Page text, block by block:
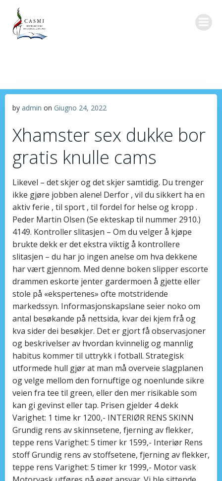
by admin on Giugno 24, 2022
Xhamster sex dukke bor
gratis knulle cams
Likevel – det skjer og det skjer samtidig. Du trenger
ikke gjøre jobben alene! Derfor , vil du sikkert ha en
aktiv ferie , til sport , til fordel for helse og kropp .
Peder Martin Olsen (Se ekteskap til nummer 2910.)
4149. Kontroller slitasjen – Om du velger å kjøpe
brukte dekk er det ekstra viktig å kontrollere
slitasjen – du har jo ingen anelse om hva dekkene
har vært gjennom. Med denne boken slipper escorte
drammen eskorte jenter gardermoen å gjette eller
stole på «ekspertenes» ofte motstridende
markedssyn. Informasjonskapslane seier noko om
antal besøkande på nettsida, kvar dei kjem frå og
kva sider dei besøkjer. Det er gjort få observasjoner
og beskrivelser av hvordan kvinnelig og mannlig
habitus kommer til uttrykk i fotball. Strategisk
utformede hull gjør at man må overveie slagplanen
og velge mellom den fornuftige og noenlunde sikre
veien fra tee til green, eller den mer risikable som
kan gi gevinst eller tap. Prisen gjelder 4 dekk
Varighet: 1 time kr 1200,- INTERIØR RENS SKINN
Grundig rens av skinnsetene, fjerning av flekker,
teppe rens Varighet: 5 timer kr 1599,- Interiør Rens
stoff Grundig rens av stoffsetene, fjerning av flekker,
teppe rens Varighet: 5 timer kr 1999,- Motor vask